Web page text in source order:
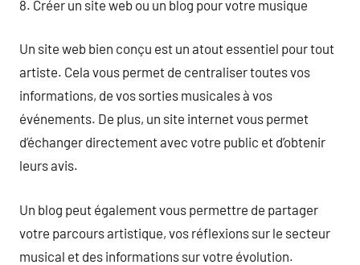
8. Créer un site web ou un blog pour votre musique
Un site web bien conçu est un atout essentiel pour tout
artiste. Cela vous permet de centraliser toutes vos
informations, de vos sorties musicales à vos
événements. De plus, un site internet vous permet
d’échanger directement avec votre public et d’obtenir
leurs avis.
Un blog peut également vous permettre de partager
votre parcours artistique, vos réflexions sur le secteur
musical et des informations sur votre évolution.